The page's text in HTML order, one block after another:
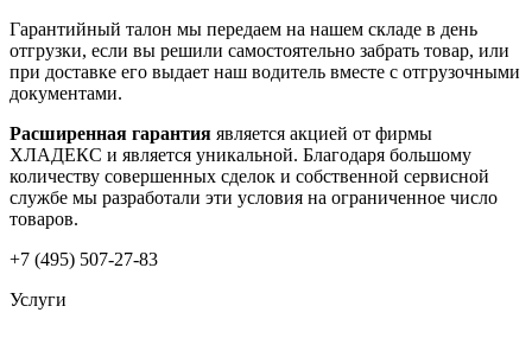
Гарантийный талон мы передаем на нашем складе в день
отгрузки, если вы решили самостоятельно забрать товар, или
при доставке его выдает наш водитель вместе с отгрузочными
документами.
Расширенная гарантия является акцией от фирмы
ХЛАДЕКС и является уникальной. Благодаря большому
количеству совершенных сделок и собственной сервисной
службе мы разработали эти условия на ограниченное число
товаров.
+7 (495) 507-27-83
Услуги